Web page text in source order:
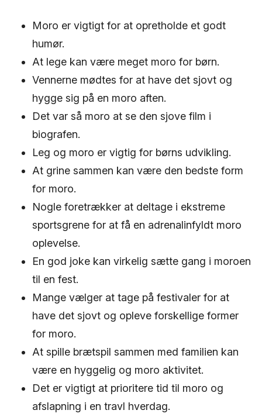
Moro er vigtigt for at opretholde et godt
humør.
At lege kan være meget moro for børn.
Vennerne mødtes for at have det sjovt og
hygge sig på en moro aften.
Det var så moro at se den sjove film i
biografen.
Leg og moro er vigtig for børns udvikling.
At grine sammen kan være den bedste form
for moro.
Nogle foretrækker at deltage i ekstreme
sportsgrene for at få en adrenalinfyldt moro
oplevelse.
En god joke kan virkelig sætte gang i moroen
til en fest.
Mange vælger at tage på festivaler for at
have det sjovt og opleve forskellige former
for moro.
At spille brætspil sammen med familien kan
være en hyggelig og moro aktivitet.
Det er vigtigt at prioritere tid til moro og
afslapning i en travl hverdag.